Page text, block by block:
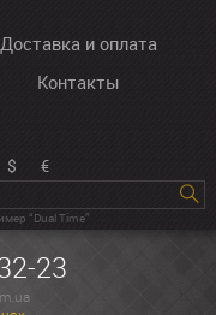
Доставка и оплата
Контакты
$ €
“Dual Time”
23